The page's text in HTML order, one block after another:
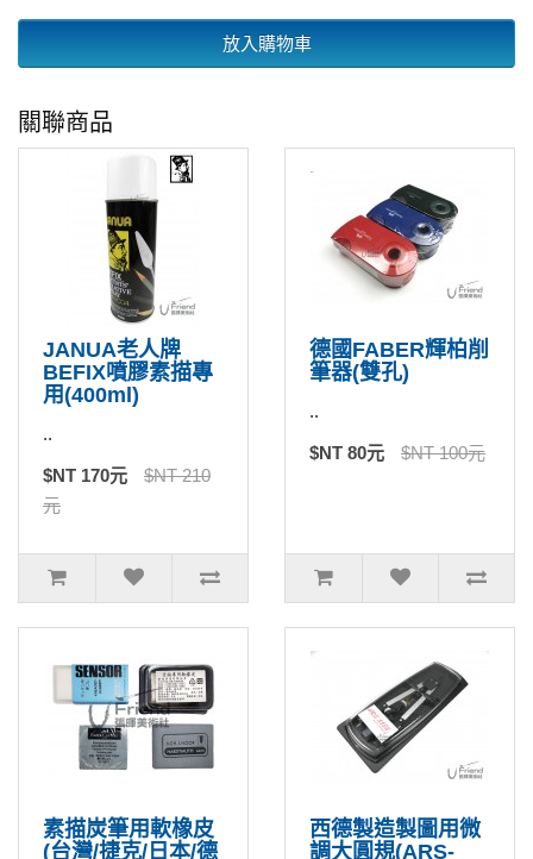
放入購物車
關聯商品
JANUA老人牌
BEFIX噴膠素描專
用(400ml)
..
$NT 170元
$NT 210
元
德國FABER輝柏削
筆器(雙孔)
..
$NT 80元 $NT 100元
素描炭筆用軟橡皮
(台灣/捷克/日本/德
西德製造製圖用微
調大圓規(ARS-